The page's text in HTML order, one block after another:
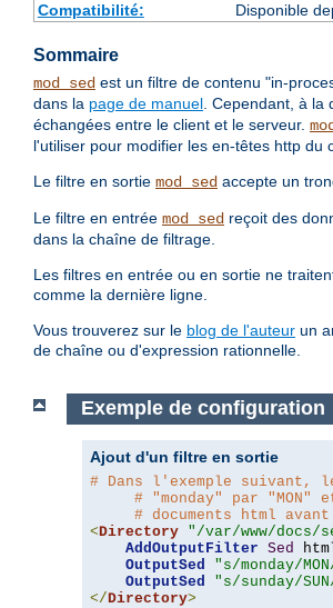
Compatibilité:
Disponible
Sommaire
mod_sed est un filtre de contenu "in-
dans la page de manuel. Cependant, à la
échangées entre le client et le serveur.
l'utiliser pour modifier les en-têtes http du
Le filtre en sortie mod_sed accepte un
Le filtre en entrée mod_sed reçoit des
dans la chaîne de filtrage.
Les filtres en entrée ou en sortie ne
comme la dernière ligne.
Vous trouverez sur le blog de l'auteur un
de chaîne ou d'expression rationnelle.
Exemple de configuration
Ajout d'un filtre en sortie
# Dans l'exemple suivant,
# "monday" par
# documents html
<Directory "/var/www/docs/
AddOutputFilter Sed
OutputSed
"s/monday/
OutputSed
"s/sunday/
</Directory>